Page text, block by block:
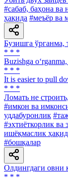
#сабаб, баҳона ва
ҳақида #меъёр ва
Бузишга ўрганма,
* * *
Buzishga
* * *
It is easier to pull
* * *
Ломать не
#имкон ва
уддабуронлик
#эҳтиёткорлик ва
ишёқмаслик
#бошқалар
Олдингдаги овни